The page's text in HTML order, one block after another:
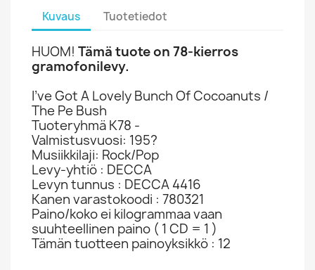
Kuvaus Tuotetiedot
HUOM! Tämä tuote on 78-kierros
gramofonilevy.
I’ve Got A Lovely Bunch Of Cocoanuts /
The Pe Bush
Tuoteryhmä K78 -
Valmistusvuosi: 195?
Musiikkilaji: Rock/Pop
Levy-yhtiö : DECCA
Levyn tunnus : DECCA 4416
Kanen varastokoodi : 780321
Paino/koko ei kilogrammaa vaan
suuhteellinen paino ( 1 CD = 1 )
Tämän tuotteen painoyksikkö : 12